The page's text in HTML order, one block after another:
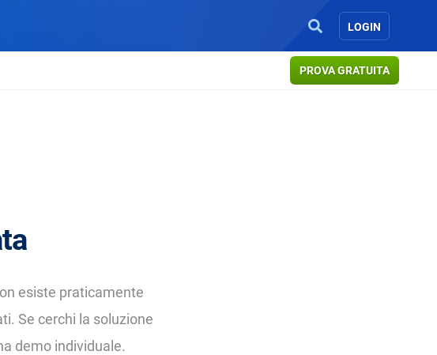
LOGIN
PROVA GRATUITA
esiste praticamente
Se cerchi la soluzione
demo individuale.